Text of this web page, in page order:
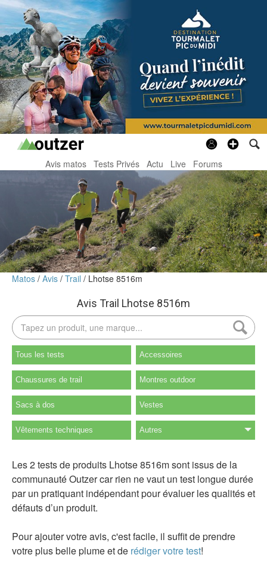
Avis matos Tests Privés Actu Live Forums
Matos Avis Trail Lhotse 8516m
Avis Trail Lhotse 8516m
Tous les tests Accessoires
Chaussures de trail Montres outdoor
Sacs à dos Vestes
Vêtements techniques Autres
Les 2 tests de produits Lhotse 8516m sont issus de la
communauté Outzer car rien ne vaut un test longue durée
par un pratiquant indépendant pour évaluer les qualités et
défauts d’un produit.
Pour ajouter votre avis, c'est facile, il suffit de prendre
votre plus belle plume et de rédiger votre test!